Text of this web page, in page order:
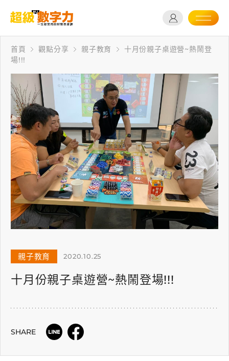
首頁 觀點分享 親子教育
十月份親子桌遊營~熱鬧登
場!!!
親子教育 2020.10.25
十月份親子桌遊營~熱鬧登場!!!
SHARE